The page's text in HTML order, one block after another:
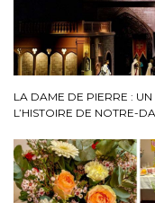
LA DAME DE PIERRE :
L’HISTOIRE DE NOTRE-